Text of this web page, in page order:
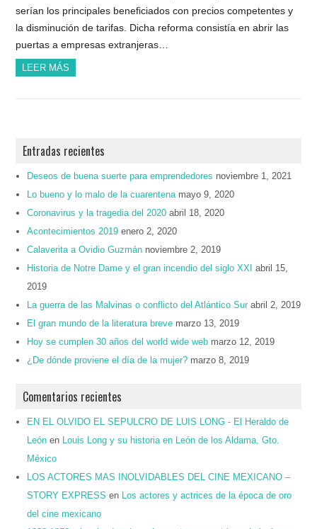
serían los principales beneficiados con precios competentes y
la disminución de tarifas. Dicha reforma consistía en abrir las
puertas a empresas extranjeras…
LEER MÁS
Entradas recientes
Deseos de buena suerte para emprendedores noviembre 1, 2021
Lo bueno y lo malo de la cuarentena mayo 9, 2020
Coronavirus y la tragedia del 2020 abril 18, 2020
Acontecimientos 2019 enero 2, 2020
Calaverita a Ovidio Guzmán noviembre 2, 2019
Historia de Notre Dame y el gran incendio del siglo XXI
abril 15,
2019
La guerra de las Malvinas o conflicto del Atlántico Sur abril 2, 2019
El gran mundo de la literatura breve marzo 13, 2019
Hoy se cumplen 30 años del world wide web marzo 12, 2019
¿De dónde proviene el día de la mujer? marzo 8, 2019
Comentarios recientes
EN EL OLVIDO EL SEPULCRO DE LUIS LONG - El Heraldo de
León en
Louis Long y su historia en León de los Aldama, Gto.
México
LOS ACTORES MAS INOLVIDABLES DEL CINE MEXICANO –
STORY EXPRESS en
Los actores y actrices de la época de oro
del cine mexicano